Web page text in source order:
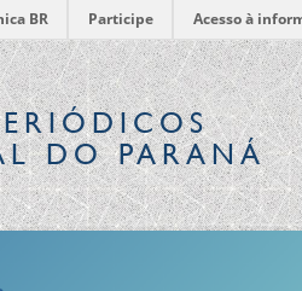
BR Participe Acesso à
DO PARANÁ